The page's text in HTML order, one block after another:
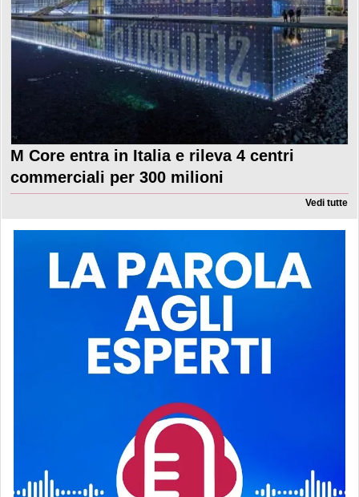
M Core entra in Italia e rileva 4 centri
commerciali per 300 milioni
Vedi tutte